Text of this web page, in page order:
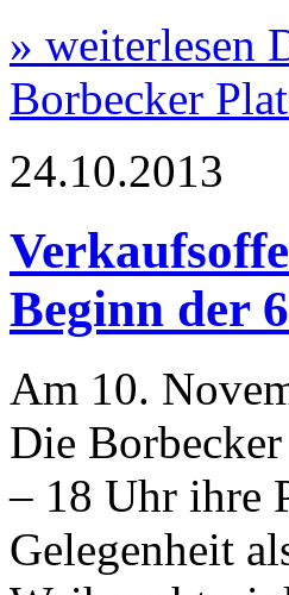
» weiterlesen
Borbecker
24.10.2013
Beginn der
Am 10.
Die
– 18 Uhr ihre
Gelegenheit